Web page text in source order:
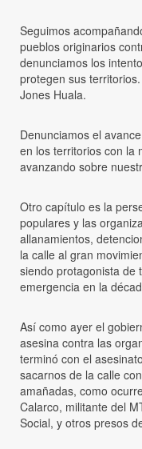
Seguimos
pueblos originarios
denunciamos los
protegen sus
Jones Huala.
Denunciamos el
en los territorios con la
avanzando sobre
Otro capítulo es la
populares y las
allanamientos,
la calle al gran
siendo protagonista de
emergencia en la
Así como ayer el
asesina contra las
terminó con el
sacarnos de la calle
amañadas, como
Calarco, militante del
Social, y otros presos